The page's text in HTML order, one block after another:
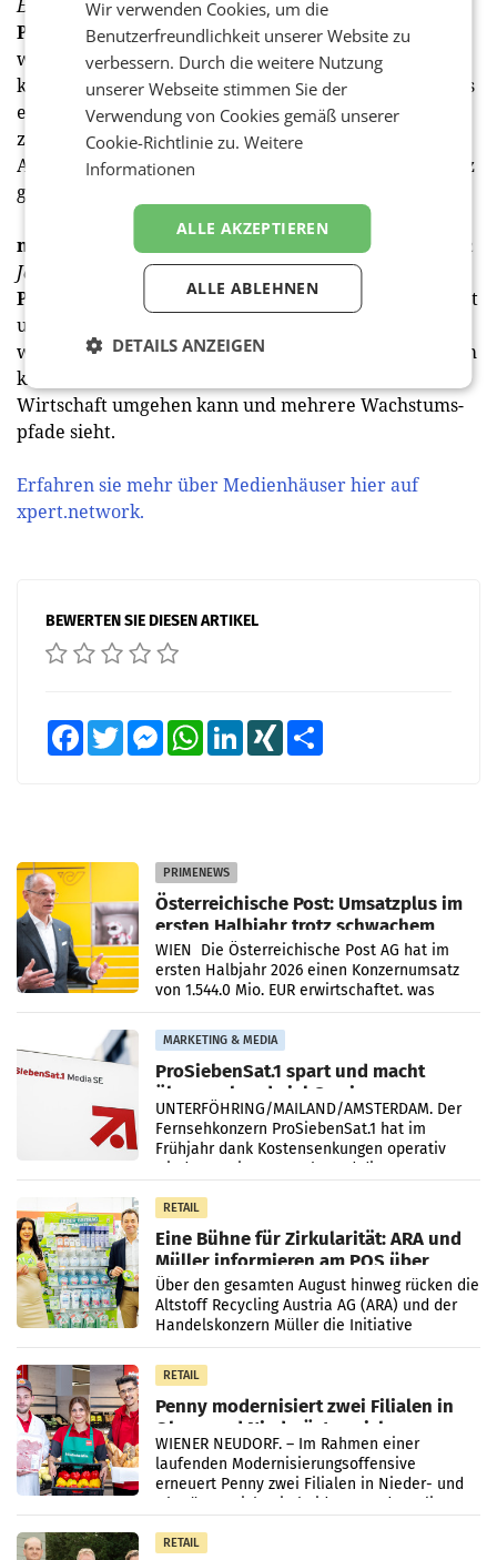
Eigen­tümer würde es schwer haben.
Pöttler:Es gibt schon seit Jahren kein
werbetreibendes Unternehmen, das es sich leisten
kann, in ein anderes Unternehmen zu investieren, das
einer Partei nahesteht. Als sich die SPÖ
zurückgezogen hat, haben sich uns ganz neue
Anzeigenmärkte erschlossen, wir haben mehr Umsatz
gemacht und neue Kunden gewonnen.
medianet:
Herr Pöttler, Ihre Prognose für die nächsten
Jahre?
Pöttler:
Ich habe das Gefühl, wir sind bei uns gelandet
und haben unseren Weg gefunden, ein Modell, mit
welchem ein kleiner bis mittelgroßer Verlag, in einem
kleinen Land wie Österreich, mit den Umständen der
Wirtschaft umgehen kann und mehrere Wachstums­
pfade sieht.
Erfahren sie mehr über Medienhäuser hier auf
xpert.network.
BEWERTEN SIE DIESEN ARTIKEL
FacebookTwitter MessengerWhatsAppLinkedInXING
PRIMENEWS
Österreichische Post: Umsatzplus im
ersten Halbjahr trotz schwachem
Briefgeschäft
WIEN Die Österreichische Post AG hat im
ersten Halbjahr 2026 einen Konzernumsatz
von 1.544,0 Mio. EUR erwirtschaftet, was
einem Plus von 3,8 Prozent gegenüber dem
Vergleichszeitraum
MARKETING & MEDIA
ProSiebenSat.1 spart und macht
überraschend viel Gewinn
UNTERFÖHRING/MAILAND/AMSTERDAM. Der
Fernsehkonzern ProSiebenSat.1 hat im
Frühjahr dank Kostensenkungen operativ
wieder Gewinn gemacht und die
RETAIL
Eine Bühne für Zirkularität: ARA und
Müller informieren am POS über
Kreislauffähigkeit
Über den gesamten August hinweg rücken die
Altstoff Recycling Austria AG (ARA) und der
Handelskonzern Müller die Initiative
„Kreislauf-Helden“ in allen österreichischen
Müller-Filialen
RETAIL
Penny modernisiert zwei Filialen in
Ober- und Niederösterreich
WIENER NEUDORF. – Im Rahmen einer
laufenden Modernisierungsoffensive
erneuert Penny zwei Filialen in Nieder- und
Oberösterreich. Die beiden Standorte liegen
RETAIL
Wir verwenden Cookies, um die
Benutzerfreundlichkeit unserer Website zu
verbessern. Durch die weitere Nutzung
unserer Webseite stimmen Sie der
Verwendung von Cookies gemäß unserer
Cookie-Richtlinie zu.Weitere
Informationen
ALLE AKZEPTIEREN
ALLE ABLEHNEN
DETAILS ANZEIGEN